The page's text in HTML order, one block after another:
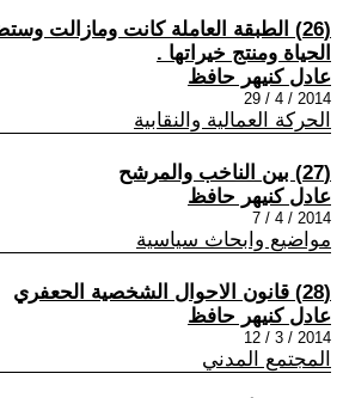
(26) الطبقة العاملة كانت ومازالت
الحياة ومنتج خيراتها .
عادل كنيهر حافظ
2014 / 4 / 29
الحركة العمالية والنقابية
(27) بين الناخب والمرشح
عادل كنيهر حافظ
2014 / 4 / 7
مواضيع وابحاث سياسية
(28) قانون الاحوال الشخصية الحعفري
عادل كنيهر حافظ
2014 / 3 / 12
المجتمع المدني